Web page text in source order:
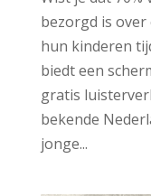
bezorgd is
hun kinderen
biedt een
gratis
bekende
jonge...